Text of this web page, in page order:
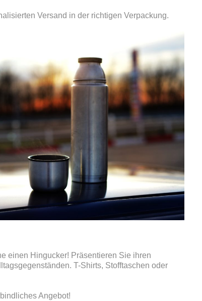
Versand in der richtigen Verpackung.
einen Hingucker! Präsentieren Sie ihren
T-Shirts, Stofftaschen oder
Angebot!